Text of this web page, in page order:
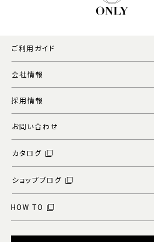
ご利用ガイド
会社情報
採用情報
お問い合わせ
カタログ
ショップブログ
HOW TO